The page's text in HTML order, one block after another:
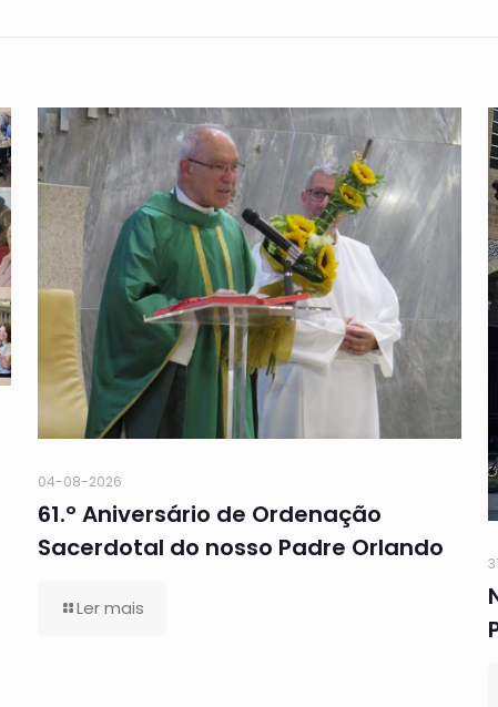
04-08-2026
61.º Aniversário de Ordenação
Sacerdotal do nosso Padre Orlando
Ler mais